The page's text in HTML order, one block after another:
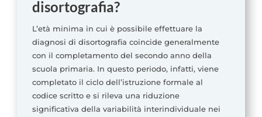
disortografia?
L’età minima in cui è possibile effettuare la
diagnosi di disortografia coincide generalmente
con il completamento del secondo anno della
scuola primaria. In questo periodo, infatti, viene
completato il ciclo dell’istruzione formale al
codice scritto e si rileva una riduzione
significativa della variabilità interindividuale nei